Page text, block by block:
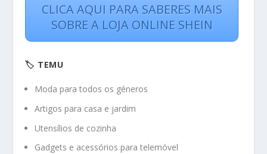
CLICA AQUI PARA SABERES MAIS
SOBRE A LOJA ONLINE SHEIN
🏷️ TEMU
Moda para todos os géneros
Artigos para casa e jardim
Utensílios de cozinha
Gadgets e acessórios para telemóvel